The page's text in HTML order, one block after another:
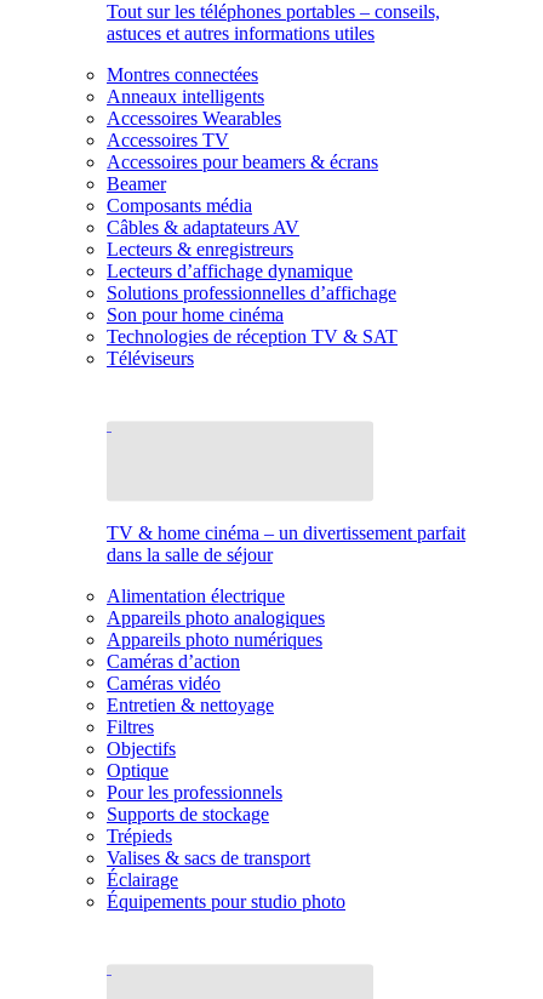
Tout sur les téléphones portables – conseils,
astuces et autres informations utiles
Montres connectées
Anneaux intelligents
Accessoires Wearables
Accessoires TV
Accessoires pour beamers & écrans
Beamer
Composants média
Câbles & adaptateurs AV
Lecteurs & enregistreurs
Lecteurs d’affichage dynamique
Solutions professionnelles d’affichage
Son pour home cinéma
Technologies de réception TV & SAT
Téléviseurs
TV & home cinéma – un divertissement parfait
dans la salle de séjour
Alimentation électrique
Appareils photo analogiques
Appareils photo numériques
Caméras d’action
Caméras vidéo
Entretien & nettoyage
Filtres
Objectifs
Optique
Pour les professionnels
Supports de stockage
Trépieds
Valises & sacs de transport
Éclairage
Équipements pour studio photo